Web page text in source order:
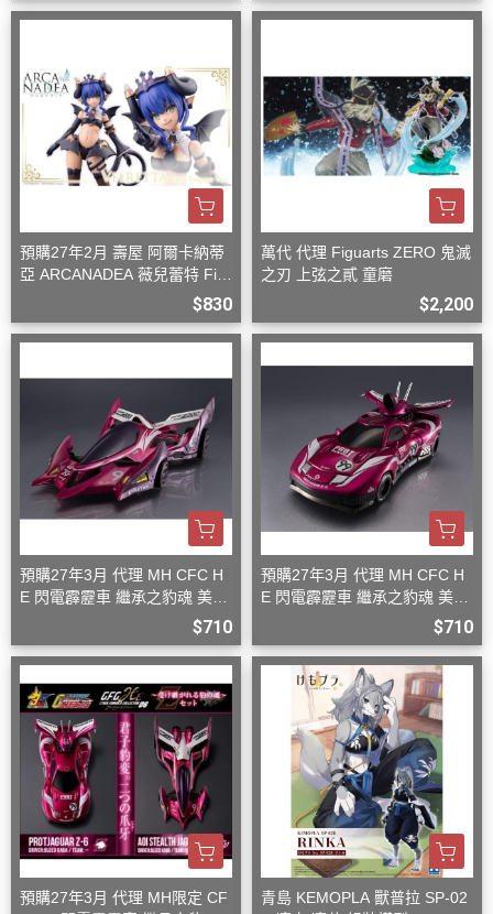
預購27年2月 壽屋 阿爾卡納蒂
亞 ARCANADEA 薇兒蕾特 Firs
$830
萬代 代理 Figuarts ZERO 鬼滅
之刃 上弦之貳 童磨
$2,200
預購27年3月 代理 MH CFC H
E 閃電霹靂車 繼承之豹魂 美洲
$710
預購27年3月 代理 MH CFC H
E 閃電霹靂車 繼承之豹魂 美洲
$710
預購27年3月 代理 MH限定 CF
青島 KEMOPLA 獸普拉 SP-02